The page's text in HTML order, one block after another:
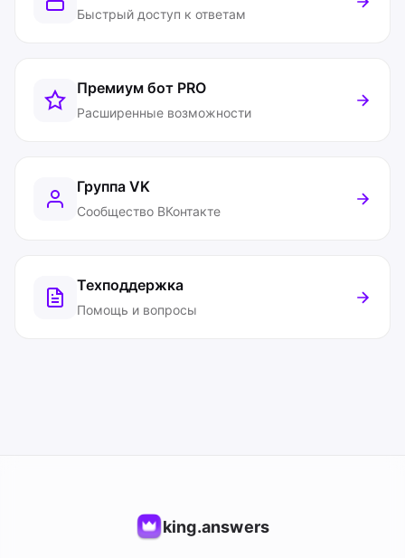
Быстрый доступ к ответам
Премиум бот PRO
Расширенные возможности
Группа VK
Сообщество ВКонтакте
Техподдержка
Помощь и вопросы
king.answers